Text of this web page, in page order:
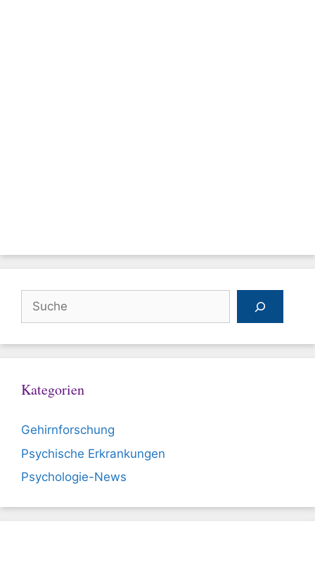
Suchen
Kategorien
Gehirnforschung
Psychische Erkrankungen
Psychologie-News